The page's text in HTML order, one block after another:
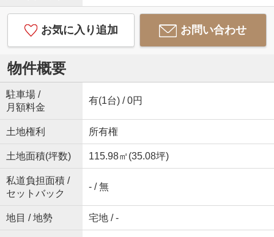
お気に入り追加 お問い合わせ
物件概要
駐車場 /
月額料金
有(1台) / 0円
土地権利 所有権
土地面積(坪数) 115.98㎡(35.08坪)
私道負担面積 /
セットバック
- / 無
地目 / 地勢 宅地 / -